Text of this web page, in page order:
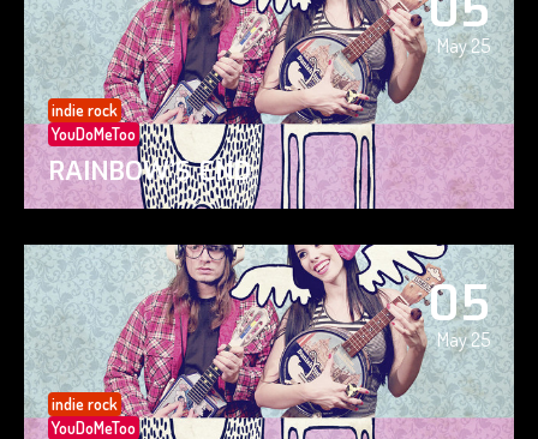
May 25
indie rock
YouDoMeToo
RAINBOW’S END
05
May 25
indie rock
YouDoMeToo